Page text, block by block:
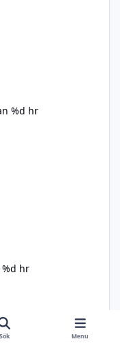
%d hr
%d hr
Sök Menu